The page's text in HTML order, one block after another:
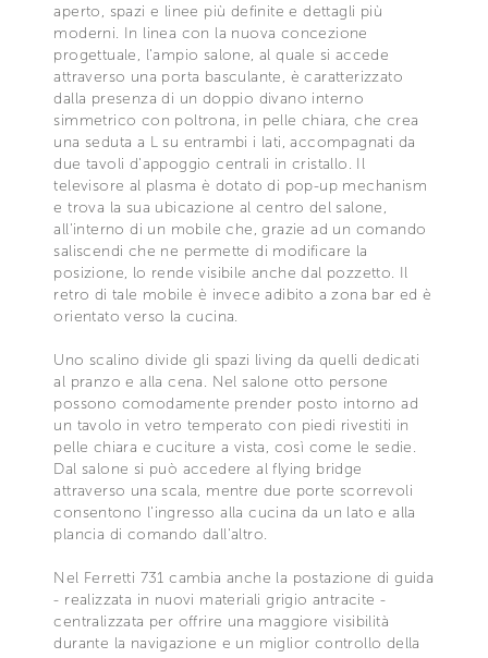
aperto, spazi e linee più definite e dettagli più
moderni. In linea con la nuova concezione
progettuale, l'ampio salone, al quale si accede
attraverso una porta basculante, è caratterizzato
dalla presenza di un doppio divano interno
simmetrico con poltrona, in pelle chiara, che crea
una seduta a L su entrambi i lati, accompagnati da
due tavoli d'appoggio centrali in cristallo. Il
televisore al plasma è dotato di pop-up mechanism
e trova la sua ubicazione al centro del salone,
all'interno di un mobile che, grazie ad un comando
saliscendi che ne permette di modificare la
posizione, lo rende visibile anche dal pozzetto. Il
retro di tale mobile è invece adibito a zona bar ed è
orientato verso la cucina.
Uno scalino divide gli spazi living da quelli dedicati
al pranzo e alla cena. Nel salone otto persone
possono comodamente prender posto intorno ad
un tavolo in vetro temperato con piedi rivestiti in
pelle chiara e cuciture a vista, così come le sedie.
Dal salone si può accedere al flying bridge
attraverso una scala, mentre due porte scorrevoli
consentono l'ingresso alla cucina da un lato e alla
plancia di comando dall'altro.
Nel Ferretti 731 cambia anche la postazione di guida
- realizzata in nuovi materiali grigio antracite -
centralizzata per offrire una maggiore visibilità
durante la navigazione e un miglior controllo della